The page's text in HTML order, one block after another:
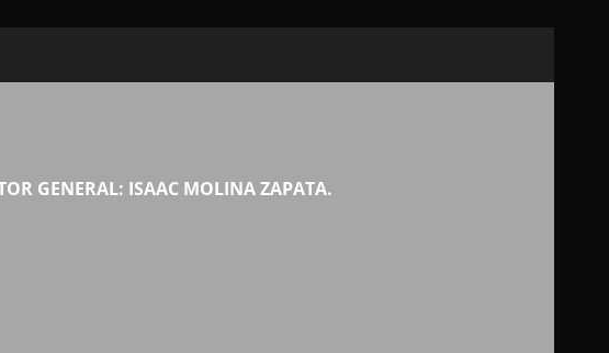
GENERAL: ISAAC MOLINA ZAPATA.